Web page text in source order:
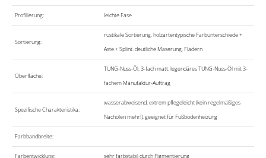
Profilierung: leichte Fase
Sortierung:
rustikale Sortierung. holzartentypische Farbunterschiede +
Äste + Splint. deutliche Maserung, Fladern
Oberfläche:
TUNG-Nuss-Öl. 3-fach matt. legendäres TUNG-Nuss-Öl mit 3-
fachem Manufaktur-Auftrag
Spezifische Charakteristika:
wasserabweisend, extrem pflegeleicht (kein regelmäßiges
Nachölen mehr!), geeignet für Fußbodenheizung
Farbbandbreite:
Farbentwicklung: sehr farbstabil durch Pigmentierung